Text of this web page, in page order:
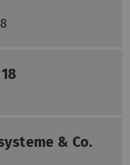
& Co.